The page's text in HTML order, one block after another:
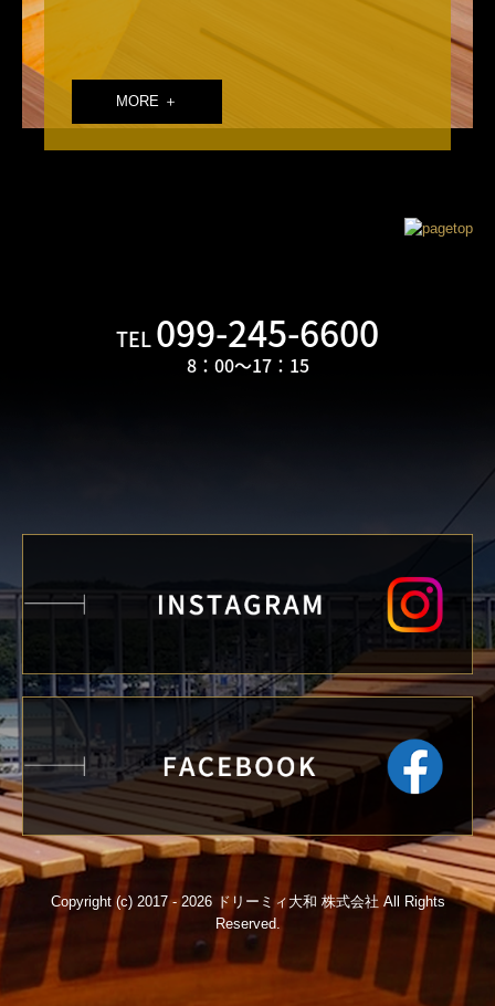
MORE ＋
TEL099-245-6600
8：00～17： 15
Copyright (c) 2017 - 2026 ドリーミィ大和 株式会社 All Rights
Reserved.